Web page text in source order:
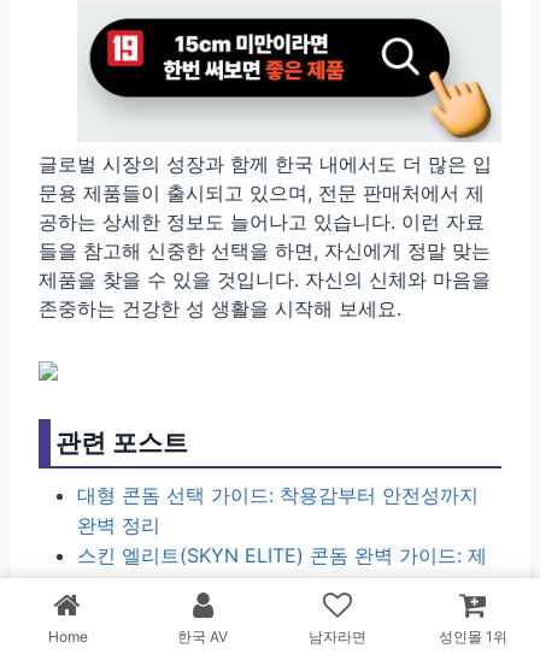
글로벌 시장의 성장과 함께 한국 내에서도 더 많은 입
문용 제품들이 출시되고 있으며, 전문 판매처에서 제
공하는 상세한 정보도 늘어나고 있습니다. 이런 자료
들을 참고해 신중한 선택을 하면, 자신에게 정말 맞는
제품을 찾을 수 있을 것입니다. 자신의 신체와 마음을
존중하는 건강한 성 생활을 시작해 보세요.
관련 포스트
대형 콘돔 선택 가이드: 착용감부터 안전성까지
완벽 정리
스킨 엘리트(SKYN ELITE) 콘돔 완벽 가이드: 제
충전식 진동기 완벽 가이드: 스마트 기술, 선택 기
준, 안전한 사용법까지
Home 한국 AV 남자라면 성인몰 1위